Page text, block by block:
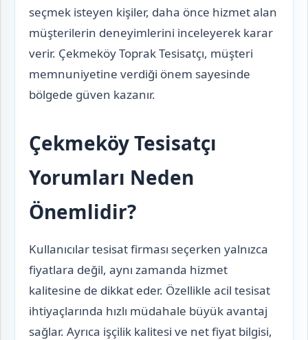
seçmek isteyen kişiler, daha önce hizmet alan
müşterilerin deneyimlerini inceleyerek karar
verir. Çekmeköy Toprak Tesisatçı, müşteri
memnuniyetine verdiği önem sayesinde
bölgede güven kazanır.
Çekmeköy Tesisatçı
Yorumları Neden
Önemlidir?
Kullanıcılar tesisat firması seçerken yalnızca
fiyatlara değil, aynı zamanda hizmet
kalitesine de dikkat eder. Özellikle acil tesisat
ihtiyaçlarında hızlı müdahale büyük avantaj
sağlar. Ayrıca işçilik kalitesi ve net fiyat bilgisi,